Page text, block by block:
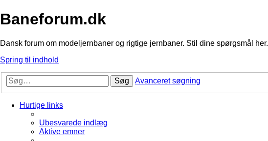
Baneforum.dk
Dansk forum om modeljernbaner og rigtige jernbaner. Stil dine spørgsmål her.
Spring til indhold
Søg Avanceret søgning
Hurtige links
Ubesvarede indlæg
Aktive emner